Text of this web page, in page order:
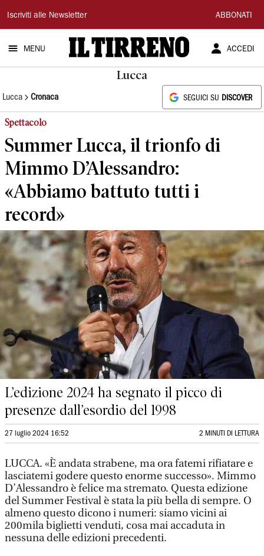
Il
Tirreno
Iscriviti alle Newsletter ABBONATI
MENU ACCEDI
Lucca
Lucca Cronaca SEGUICI SU DISCOVER
Spettacolo
Summer Lucca, il trionfo di
Mimmo D’Alessandro:
«Abbiamo battuto tutti i
record»
L’edizione 2024 ha segnato il picco di
presenze dall’esordio del 1998
27 luglio 2024 16:52 2 MINUTI DI LETTURA
LUCCA. «È andata strabene, ma ora fatemi rifiatare e
lasciatemi godere questo enorme successo». Mimmo
D’Alessandro è felice ma stremato. Questa edizione
del Summer Festival è stata la più bella di sempre. O
almeno questo dicono i numeri: siamo vicini ai
200mila biglietti venduti, cosa mai accaduta in
nessuna delle edizioni precedenti.